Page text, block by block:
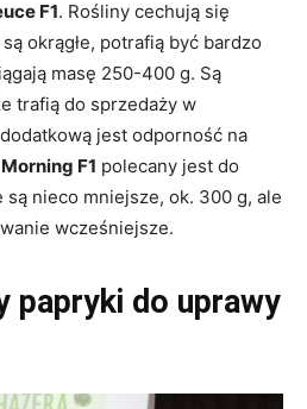
F1. Rośliny cechują się
okrągłe, potrafią być bardzo
masę 250-400 g. Są
trafią do sprzedaży w
jest odporność na
F1 polecany jest do
nieco mniejsze, ok. 300 g, ale
wcześniejsze.
papryki do uprawy